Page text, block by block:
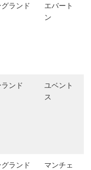
ランド
エバート
ン
ンド
ユベント
ス
ランド
マンチェ